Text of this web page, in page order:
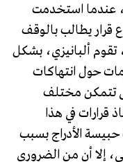
عندما استخدمت
قرار يطالب بالوقف
تقوم ألبانيزي، بشكل
حول انتهاكات
تتمكن مختلف
قرارات في هذا
حبيسة الأدراج بسبب
إلا أن من الضروري